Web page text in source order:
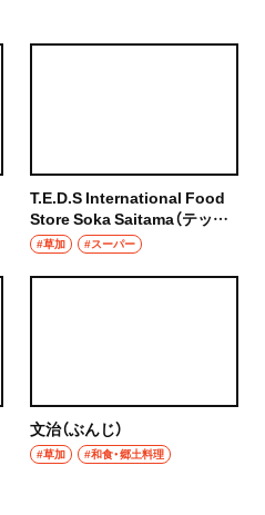
T.E.D.S International Food
Store Soka Saitama（テッズ
インターナショナル フードス
トア そうか さいたま）
#草加 #スーパー
文治（ぶんじ）
#草加 #和食・郷土料理